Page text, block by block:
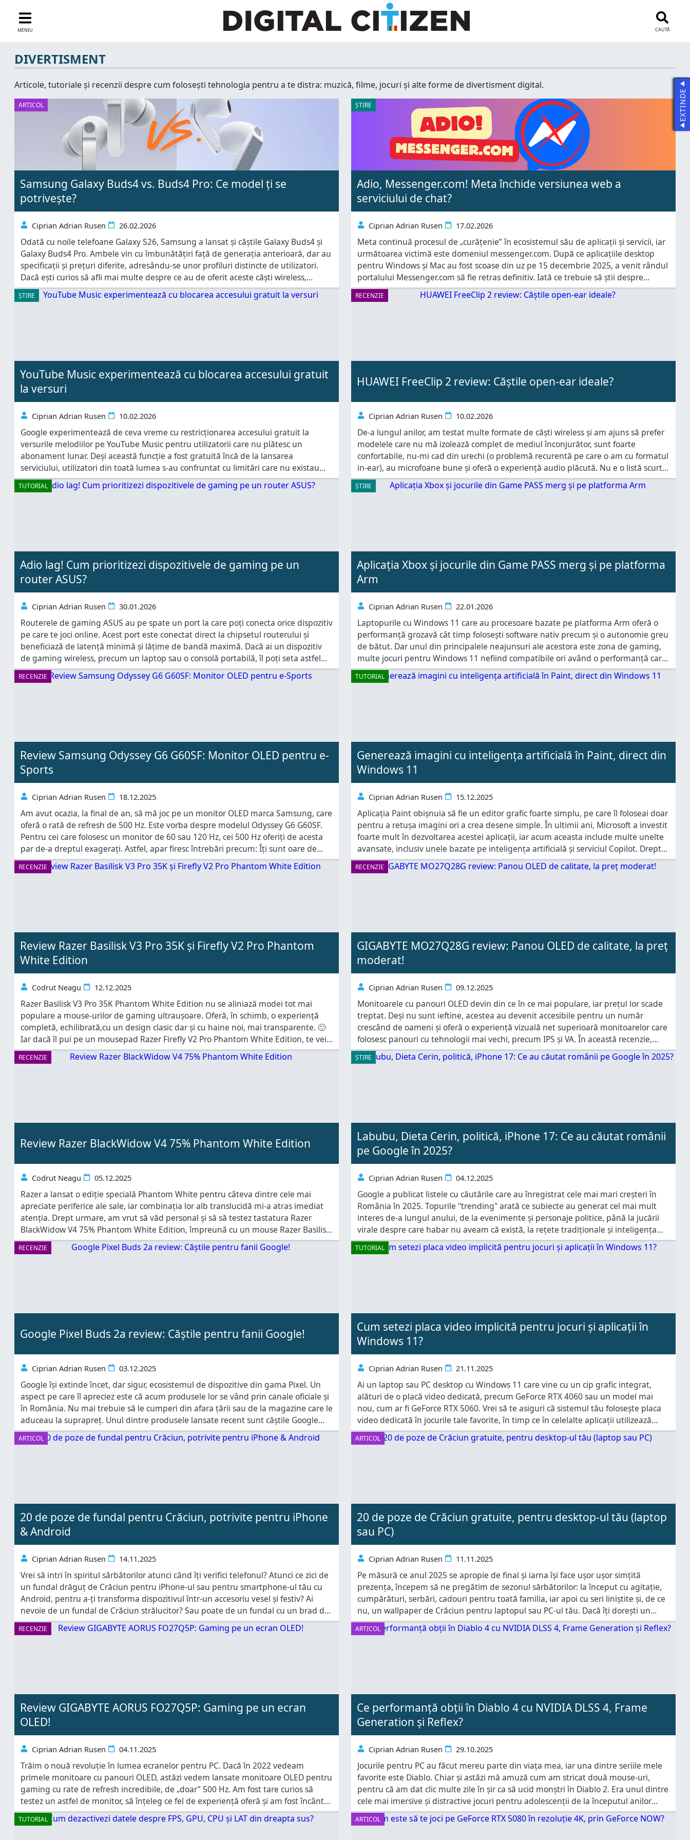
MENIU CAUTĂ
DIVERTISMENT
Articole, tutoriale și recenzii despre cum folosești tehnologia pentru a te distra: muzică, filme, jocuri și alte forme de divertisment digital.
ARTICOL
Samsung Galaxy Buds4 vs. Buds4 Pro: Ce model ți se
potrivește?
Ciprian Adrian Rusen 26.02.2026
Odată cu noile telefoane Galaxy S26, Samsung a lansat și căștile Galaxy Buds4 și
Galaxy Buds4 Pro. Ambele vin cu îmbunătățiri față de generația anterioară, dar au
specificații și prețuri diferite, adresându-se unor profiluri distincte de utilizatori.
Dacă ești curios să afli mai multe despre ce au de oferit aceste căști wireless,
diferențele de design, specificații și preț, citește acest articol: Design și
ȘTIRE
Adio, Messenger.com! Meta închide versiunea web a
serviciului de chat?
Ciprian Adrian Rusen 17.02.2026
Meta continuă procesul de „curățenie” în ecosistemul său de aplicații și servicii, iar
următoarea victimă este domeniul messenger.com. După ce aplicațiile desktop
pentru Windows și Mac au fost scoase din uz pe 15 decembrie 2025, a venit rândul
portalului Messenger.com să fie retras definitiv. Iată ce trebuie să știi despre
această schimbare, când va fi implementată și cum îți va afecta modul în care
ȘTIRE
YouTube Music experimentează cu blocarea accesului gratuit
la versuri
Ciprian Adrian Rusen 10.02.2026
Google experimentează de ceva vreme cu restricționarea accesului gratuit la
versurile melodiilor pe YouTube Music pentru utilizatorii care nu plătesc un
abonament lunar. Deși această funcție a fost gratuită încă de la lansarea
serviciului, utilizatori din toată lumea s-au confruntat cu limitări care nu existau
până acum și au fost forțați să treacă la versiunea Premium pentru a avea acces
nelimitat la versurile melodiilor
RECENZIE
HUAWEI FreeClip 2 review: Căștile open-ear ideale?
Ciprian Adrian Rusen 10.02.2026
De-a lungul anilor, am testat multe formate de căști wireless și am ajuns să prefer
modelele care nu mă izolează complet de mediul înconjurător, sunt foarte
confortabile, nu-mi cad din urechi (o problemă recurentă pe care o am cu formatul
in‑ear), au microfoane bune și oferă o experiență audio plăcută. Nu e o listă scurtă
de cerințe, știu, dar din fericire există pe piață
TUTORIAL
Adio lag! Cum prioritizezi dispozitivele de gaming pe un
router ASUS?
Ciprian Adrian Rusen 30.01.2026
Routerele de gaming ASUS au pe spate un port la care poți conecta orice dispozitiv
pe care te joci online. Acest port este conectat direct la chipsetul routerului și
beneficiază de latență minimă și lățime de bandă maximă. Dacă ai un dispozitiv
de gaming wireless, precum un laptop sau o consolă portabilă, îl poți seta astfel
încât traficul de gaming generat de acesta să
ȘTIRE
Aplicația Xbox și jocurile din Game PASS merg și pe platforma
Arm
Ciprian Adrian Rusen 22.01.2026
Laptopurile cu Windows 11 care au procesoare bazate pe platforma Arm oferă o
performanță grozavă cât timp folosești software nativ precum și o autonomie greu
de bătut. Dar unul din principalele neajunsuri ale acestora este zona de gaming,
multe jocuri pentru Windows 11 nefiind compatibile ori având o performanță care
lasă de dorit. Din fericire, Microsoft a venit cu o veste foarte bună: atât
RECENZIE
Review Samsung Odyssey G6 G60SF: Monitor OLED pentru e-
Sports
Ciprian Adrian Rusen 18.12.2025
Am avut ocazia, la final de an, să mă joc pe un monitor OLED marca Samsung, care
oferă o rată de refresh de 500 Hz. Este vorba despre modelul Odyssey G6 G60SF.
Pentru cei care folosesc un monitor de 60 sau 120 Hz, cei 500 Hz oferiți de acesta
par de-a dreptul exagerați. Astfel, apar firesc întrebări precum: Îți sunt oare de
folos? Cum
TUTORIAL
Generează imagini cu inteligența artificială în Paint, direct din
Windows 11
Ciprian Adrian Rusen 15.12.2025
Aplicația Paint obișnuia să fie un editor grafic foarte simplu, pe care îl foloseai doar
pentru a retușa imagini ori a crea desene simple. În ultimii ani, Microsoft a investit
foarte mult în dezvoltarea acestei aplicații, iar acum aceasta include multe unelte
avansate, inclusiv unele bazate pe inteligența artificială și serviciul Copilot. Drept
urmare, astăzi poți crea foarte rapid imagini folosind inteligența artificială (AI)
RECENZIE
Review Razer Basilisk V3 Pro 35K și Firefly V2 Pro Phantom
White Edition
Codrut Neagu 12.12.2025
Razer Basilisk V3 Pro 35K Phantom White Edition nu se aliniază modei tot mai
populare a mouse-urilor de gaming ultraușoare. Oferă, în schimb, o experiență
completă, echilibrată,cu un design clasic dar și cu haine noi, mai transparente. 🙂
Iar dacă îl pui pe un mousepad Razer Firefly V2 Pro Phantom White Edition, te vei
bucura de o combinație în care designul premium, iluminarea RGB
RECENZIE
GIGABYTE MO27Q28G review: Panou OLED de calitate, la preț
moderat!
Ciprian Adrian Rusen 09.12.2025
Monitoarele cu panouri OLED devin din ce în ce mai populare, iar prețul lor scade
treptat. Deși nu sunt ieftine, acestea au devenit accesibile pentru un număr
crescând de oameni și oferă o experiență vizuală net superioară monitoarelor care
folosesc panouri cu tehnologii mai vechi, precum IPS și VA. În această recenzie,
testez un model interesant, GIGABYTE MO27Q28G, care vine cu specificații
remarcabile, la
RECENZIE
Review Razer BlackWidow V4 75% Phantom White Edition
Codrut Neagu 05.12.2025
Razer a lansat o ediție specială Phantom White pentru câteva dintre cele mai
apreciate periferice ale sale, iar combinația lor alb translucidă mi-a atras imediat
atenția. Drept urmare, am vrut să văd personal și să să testez tastatura Razer
BlackWidow V4 75% Phantom White Edition, împreună cu un mouse Razer Basilisk
V3 Pro 35K și un mousepad Razer Firefly V2 Pro, și ele în
ȘTIRE
Labubu, Dieta Cerin, politică, iPhone 17: Ce au căutat românii
pe Google în 2025?
Ciprian Adrian Rusen 04.12.2025
Google a publicat listele cu căutările care au înregistrat cele mai mari creșteri în
România în 2025. Topurile "trending" arată ce subiecte au generat cel mai mult
interes de-a lungul anului, de la evenimente și personaje politice, până la jucării
virale despre care habar nu aveam că există, la rețete tradiționale și inteligența
artificială. Dacă ești curios să afli ce au căutat românii pe
RECENZIE
Google Pixel Buds 2a review: Căștile pentru fanii Google!
Ciprian Adrian Rusen 03.12.2025
Google își extinde încet, dar sigur, ecosistemul de dispozitive din gama Pixel. Un
aspect pe care îl apreciez este că acum produsele lor se vând prin canale oficiale și
în România. Nu mai trebuie să le cumperi din afara țării sau de la magazine care le
aduceau la suprapreț. Unul dintre produsele lansate recent sunt căștile Google
Pixel Buds 2a - un produs destinat
TUTORIAL
Cum setezi placa video implicită pentru jocuri și aplicații în
Windows 11?
Ciprian Adrian Rusen 21.11.2025
Ai un laptop sau PC desktop cu Windows 11 care vine cu un cip grafic integrat,
alături de o placă video dedicată, precum GeForce RTX 4060 sau un model mai
nou, cum ar fi GeForce RTX 5060. Vrei să te asiguri că sistemul tău folosește placa
video dedicată în jocurile tale favorite, în timp ce în celelalte aplicații utilizează
cipul grafic integrat, astfel încât
ARTICOL
20 de poze de fundal pentru Crăciun, potrivite pentru iPhone
& Android
Ciprian Adrian Rusen 14.11.2025
Vrei să intri în spiritul sărbătorilor atunci când îți verifici telefonul? Atunci ce zici de
un fundal drăguț de Crăciun pentru iPhone-ul sau pentru smartphone-ul tău cu
Android, pentru a-ți transforma dispozitivul într-un accesoriu vesel și festiv? Ai
nevoie de un fundal de Crăciun strălucitor? Sau poate de un fundal cu un brad de
Crăciun sau un om de zăpadă? Indiferent ce tip de
ARTICOL
20 de poze de Crăciun gratuite, pentru desktop-ul tău (laptop
sau PC)
Ciprian Adrian Rusen 11.11.2025
Pe măsură ce anul 2025 se apropie de final și iarna își face ușor ușor simțită
prezența, începem să ne pregătim de sezonul sărbătorilor: la început cu agitație,
cumpărături, serbări, cadouri pentru toată familia, iar apoi cu seri liniștite și, de ce
nu, un wallpaper de Crăciun pentru laptopul sau PC-ul tău. Dacă îți dorești un
fundal de Crăciun drăguț pentru desktop, ca să
RECENZIE
Review GIGABYTE AORUS FO27Q5P: Gaming pe un ecran
OLED!
Ciprian Adrian Rusen 04.11.2025
Trăim o nouă revoluție în lumea ecranelor pentru PC. Dacă în 2022 vedeam
primele monitoare cu panouri OLED, astăzi vedem lansate monitoare OLED pentru
gaming cu rate de refresh incredibile, de „doar” 500 Hz. Am fost tare curios să
testez un astfel de monitor, să înțeleg ce fel de experiență oferă și am fost încântat
când GIGABYTE s-a oferit să-mi trimită pentru review noul
ARTICOL
Ce performanță obții în Diablo 4 cu NVIDIA DLSS 4, Frame
Generation și Reflex?
Ciprian Adrian Rusen 29.10.2025
Jocurile pentru PC au făcut mereu parte din viața mea, iar una dintre seriile mele
favorite este Diablo. Chiar și astăzi mă amuză cum am stricat două mouse-uri,
pentru că am dat clic multe zile în șir ca să ucid monștri în Diablo 2. Era unul dintre
cele mai imersive și distractive jocuri pentru adolescenții de la începutul anilor
2000. Au trecut mulți ani
TUTORIAL ARTICOL
EXTINDE